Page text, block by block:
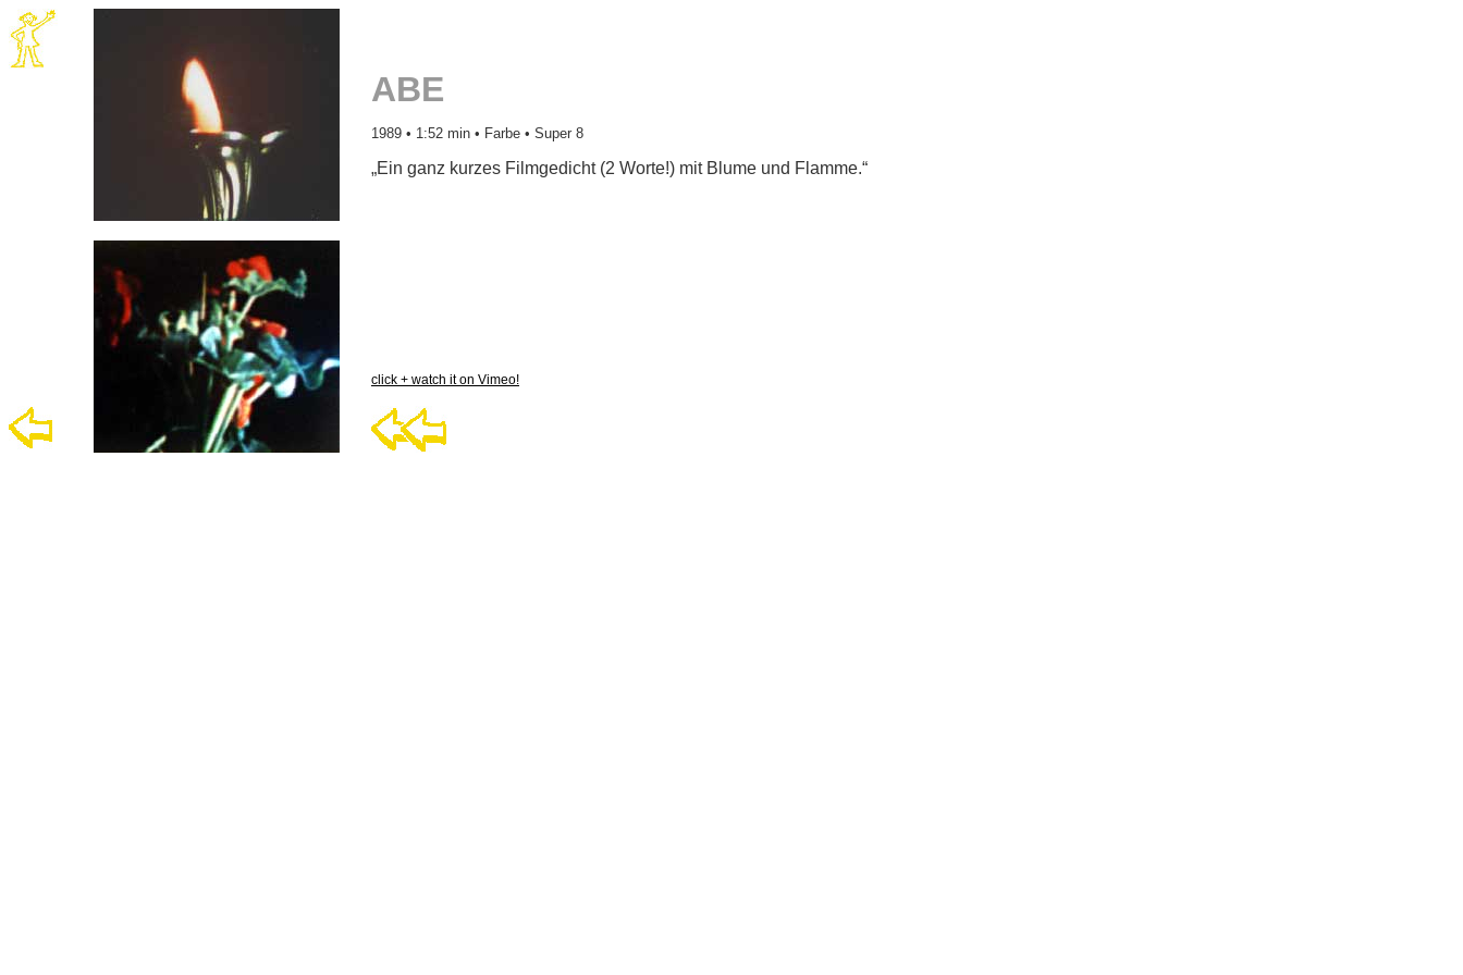
ABE
1989 • 1:52 min • Farbe • Super 8
„Ein ganz kurzes Filmgedicht (2 Worte!) mit Blume und Flamme.“
click + watch it on Vimeo!